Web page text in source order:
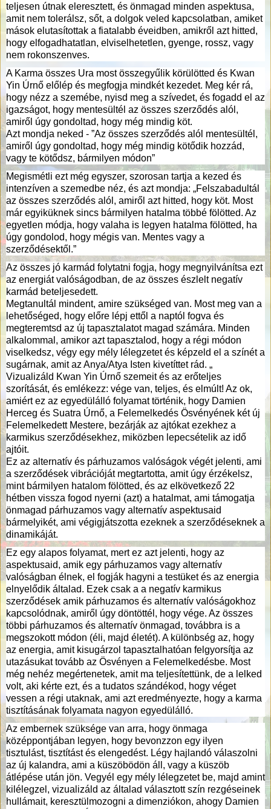
teljesen útnak eleresztett, és önmagad minden aspektusa,
amit nem tolerálsz, sőt, a dolgok veled kapcsolatban, amiket
mások elutasítottak a fiatalabb éveidben, amikről azt hitted,
hogy elfogadhatatlan, elviselhetetlen, gyenge, rossz, vagy
nem rokonszenves.
A Karma összes Ura most összegyűlik körülötted és Kwan
Yin Úrnő előlép és megfogja mindkét kezedet. Meg kér rá,
hogy nézz a szemébe, nyisd meg a szívedet, és fogadd el az
igazságot, hogy mentesültél az összes szerződés alól,
amiről úgy gondoltad, hogy még mindig köt.
Azt mondja neked - ”Az összes szerződés alól mentesültél,
amiről úgy gondoltad, hogy még mindig kötődik hozzád,
vagy te kötődsz, bármilyen módon”
Megismétli ezt még egyszer, szorosan tartja a kezed és
intenzíven a szemedbe néz, és azt mondja: „Felszabadultál
az összes szerződés alól, amiről azt hitted, hogy köt. Most
már egyiküknek sincs bármilyen hatalma többé fölötted. Az
egyetlen módja, hogy valaha is legyen hatalma fölötted, ha
úgy gondolod, hogy mégis van. Mentes vagy a
szerződésektől.”
Az összes jó karmád folytatni fogja, hogy megnyilvánítsa ezt
az energiát valóságodban, de az összes észlelt negatív
karmád beteljesedett.
Megtanultál mindent, amire szükséged van. Most meg van a
lehetőséged, hogy előre lépj ettől a naptól fogva és
megteremtsd az új tapasztalatot magad számára. Minden
alkalommal, amikor azt tapasztalod, hogy a régi módon
viselkedsz, végy egy mély lélegzetet és képzeld el a színét a
sugárnak, amit az Anya/Atya Isten kivetíttet rád. „
Vizualizáld Kwan Yin Úrnő szemeit és az erőteljes
szorítását, és emlékezz: vége van, teljes, és elmúlt! Az ok,
amiért ez az egyedülálló folyamat történik, hogy Damien
Herceg és Suatra Úrnő, a Felemelkedés Ösvényének két új
Felemelkedett Mestere, bezárják az ajtókat ezekhez a
karmikus szerződésekhez, miközben lepecsételik az idő
ajtóit.
Ez az alternatív és párhuzamos valóságok végét jelenti, ami
a szerződések vibrációját megtartotta, amit úgy érzékelsz,
mint bármilyen hatalom fölötted, és az elkövetkező 22
hétben vissza fogod nyerni (azt) a hatalmat, ami támogatja
önmagad párhuzamos vagy alternatív aspektusaid
bármelyikét, ami végigjátszotta ezeknek a szerződéseknek a
dinamikáját.
Ez egy alapos folyamat, mert ez azt jelenti, hogy az
aspektusaid, amik egy párhuzamos vagy alternatív
valóságban élnek, el fogják hagyni a testüket és az energia
elnyelődik általad. Ezek csak a a negatív karmikus
szerződések amik párhuzamos és alternatív valóságokhoz
kapcsolódnak, amiről úgy döntöttél, hogy vége. Az összes
többi párhuzamos és alternatív önmagad, továbbra is a
megszokott módon (éli, majd életét). A különbség az, hogy
az energia, amit kisugárzol tapasztalhatóan felgyorsítja az
utazásukat tovább az Ösvényen a Felemelkedésbe. Most
még nehéz megértenetek, amit ma teljesítettünk, de a lelked
volt, aki kérte ezt, és a tudatos szándékod, hogy véget
vessen a régi utaknak, ami azt eredményezte, hogy a karma
tisztításának folyamata nagyon egyedülálló.
Az embernek szüksége van arra, hogy önmaga
középpontjában legyen, hogy bevonzzon egy ilyen
tisztulást, tisztítást és elengedést. Légy hajlandó válaszolni
az új kalandra, ami a küszöbödön áll, vagy a küszöb
átlépése után jön. Vegyél egy mély lélegzetet be, majd amint
kilélegzel, vizualizáld az általad választott szín rezgéseinek
hullámait, keresztülmozogni a dimenziókon, ahogy Damien